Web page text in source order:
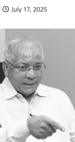
July 17, 2025